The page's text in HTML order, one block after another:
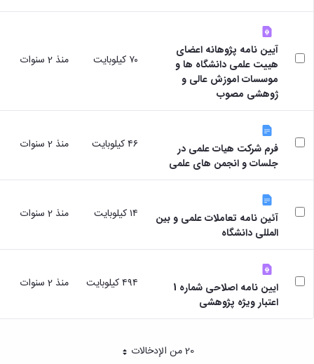
آیین نامه پژوهانه اعضای
هییت علمی دانشگاه ها و
موسسات اموزش عالی و
ژوهشی مصوب
٧٠ كيلوبايت منذ 2 سنوات
فرم شرکت هیات علمی در
جلسات و انجمن های علمی
٤٦ كيلوبايت منذ 2 سنوات
آئین نامه تعاملات علمی و بین
المللی دانشگاه
١٤ كيلوبايت منذ 2 سنوات
ایین نامه اصلاحی شماره 1
اعتبار ویژه پژوهشی
٤٩٤ كيلوبايت منذ 2 سنوات
20 من الإدخالات
لكل صفحة